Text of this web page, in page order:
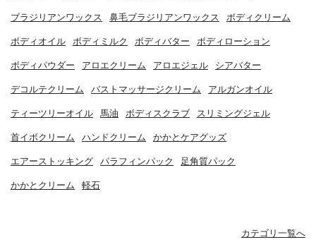
ブラジリアンワックス 鼻毛ブラジリアンワックス ボディクリーム
ボディオイル ボディミルク ボディバター ボディローション
ボディパウダー アロエクリーム アロエジェル シアバター
デコルテクリーム バストマッサージクリーム アルガンオイル
ティーツリーオイル 馬油 ボディスクラブ スリミングジェル
首イボクリーム ハンドクリーム かかとケアグッズ
エアーストッキング パラフィンパック 足角質パック
かかとクリーム 軽石
カテゴリ一覧へ